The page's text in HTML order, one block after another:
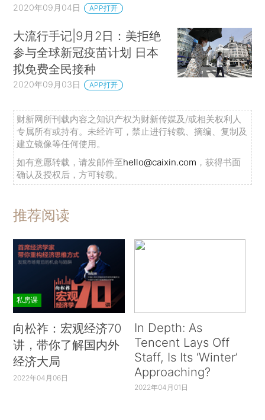
2020年09月04日 APP打开
大流行手记|9月2日：美拒绝
参与全球新冠疫苗计划 日本
拟免费全民接种
2020年09月03日 APP打开
财新网所刊载内容之知识产权为财新传媒及/或相关权利人
专属所有或持有。未经许可，禁止进行转载、摘编、复制及
建立镜像等任何使用。
如有意愿转载，请发邮件至hello@caixin.com ，获得书面
确认及授权后，方可转载。
推荐阅读
私房课
向松祚：宏观经济70
讲，带你了解国内外
经济大局
2022年04月06日
In Depth: As
Tencent Lays Off
Staff, Is Its ‘Winter’
Approaching?
2022年04月01日